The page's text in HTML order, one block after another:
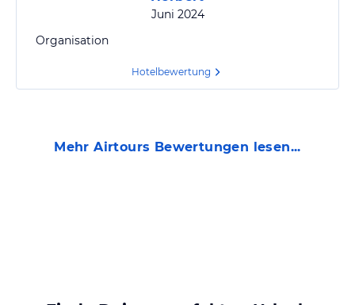
Juni 2024
Organisation
Hotelbewertung
MehrAirtours Bewertungen lesen...